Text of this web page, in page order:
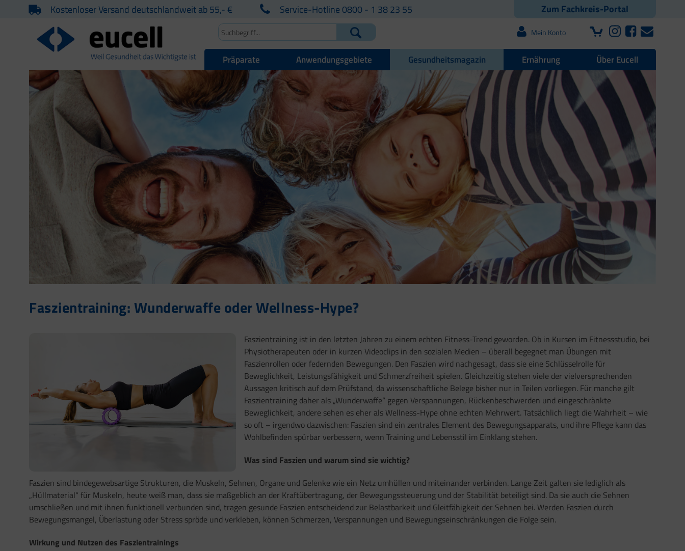
Zum Fachkreis-Portal
Kostenloser Versand deutschlandweit ab 55,- € Service-Hotline 0800 - 1 38 23 55
Mein Konto
Präparate Anwendungsgebiete Gesundheitsmagazin Ernährung Über Eucell
Faszientraining: Wunderwaffe oder Wellness-Hype?
Faszientraining ist in den letzten Jahren zu einem echten Fitness-Trend geworden. Ob in Kursen im Fitnessstudio, bei
Physiotherapeuten oder in kurzen Videoclips in den sozialen Medien – überall begegnet man Übungen mit
Faszienrollen oder federnden Bewegungen. Den Faszien wird nachgesagt, dass sie eine Schlüsselrolle für
Beweglichkeit, Leistungsfähigkeit und Schmerzfreiheit spielen. Gleichzeitig stehen viele der vielversprechenden
Aussagen kritisch auf dem Prüfstand, da wissenschaftliche Belege bisher nur in Teilen vorliegen. Für manche gilt
Faszientraining daher als „Wunderwaffe“ gegen Verspannungen, Rückenbeschwerden und eingeschränkte
Beweglichkeit, andere sehen es eher als Wellness-Hype ohne echten Mehrwert. Tatsächlich liegt die Wahrheit – wie
so oft – irgendwo dazwischen: Faszien sind ein zentrales Element des Bewegungsapparats, und ihre Pflege kann das
Wohlbefinden spürbar verbessern, wenn Training und Lebensstil im Einklang stehen.
Was sind Faszien und warum sind sie wichtig?
Faszien sind bindegewebsartige Strukturen, die Muskeln, Sehnen, Organe und Gelenke wie ein Netz umhüllen und miteinander verbinden. Lange Zeit galten sie lediglich als
„Hüllmaterial“ für Muskeln, heute weiß man, dass sie maßgeblich an der Kraftübertragung, der Bewegungssteuerung und der Stabilität beteiligt sind. Da sie auch die Sehnen
umschließen und mit ihnen funktionell verbunden sind, tragen gesunde Faszien entscheidend zur Belastbarkeit und Gleitfähigkeit der Sehnen bei. Werden Faszien durch
Bewegungsmangel, Überlastung oder Stress spröde und verkleben, können Schmerzen, Verspannungen und Bewegungseinschränkungen die Folge sein.
Wirkung und Nutzen des Faszientrainings